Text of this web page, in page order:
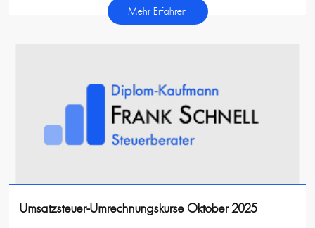
Mehr Erfahren
Umsatzsteuer-Umrechnungskurse Oktober 2025